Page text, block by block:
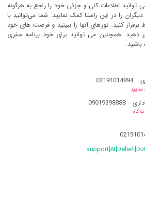
اطلاعات کلی و جزئی خود را راجع به هرگونه
را در این راستا کمک نمایید. شما می‌توانید با
برقرار کنید. تورهای آنها را ببینید و فرصت های خود
دهید. همچنین می توانید برای خود برنامه سفری
باشید.
02191014894
09019398888
کام